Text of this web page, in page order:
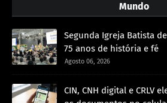
Mundo
Segunda Igreja Batista
75 anos de história e fé
Agosto 06, 2026
CIN, CNH digital e CRLV